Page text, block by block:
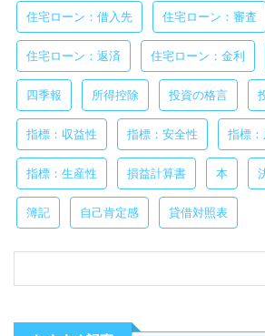
住宅ローン：借入先 住宅ローン：審査
住宅ローン：返済 住宅ローン：金利
四季報 所得控除 投資の格言
指標：収益性 指標：安全性 指標
指標：生産性 損益計算書 本
簿記 自己肯定感 貸借対照表